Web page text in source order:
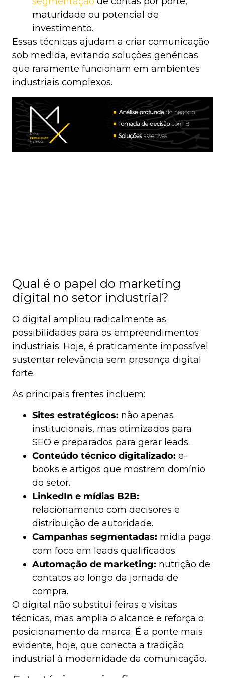
maturidade ou potencial de
investimento.
Essas técnicas ajudam a criar comunicação
sob medida, evitando soluções genéricas
que raramente funcionam em ambientes
industriais complexos.
Qual é o papel do marketing
digital no setor industrial?
O digital ampliou radicalmente as
possibilidades para os empreendimentos
industriais. Hoje, é praticamente impossível
sustentar relevância sem presença digital
forte.
As principais frentes incluem:
Sites estratégicos: não apenas
institucionais, mas otimizados para
SEO e preparados para gerar leads.
Conteúdo técnico digitalizado: e-
books e artigos que mostrem domínio
do setor.
LinkedIn e mídias B2B:
relacionamento com decisores e
distribuição de autoridade.
Campanhas segmentadas: mídia paga
com foco em leads qualificados.
Automação de marketing: nutrição de
contatos ao longo da jornada de
compra.
O digital não substitui feiras e visitas
técnicas, mas amplia o alcance e reforça o
posicionamento da marca. É a ponte mais
evidente, hoje, que conecta a tradição
industrial à modernidade da comunicação.